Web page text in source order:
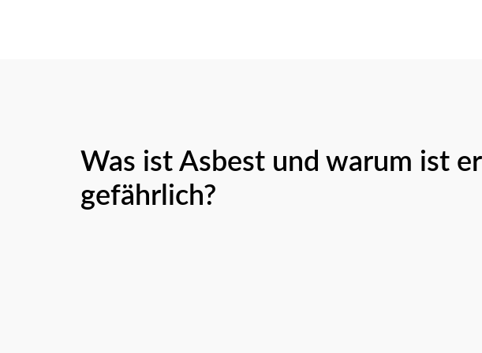
Was ist Asbest und warum ist er
gefährlich?